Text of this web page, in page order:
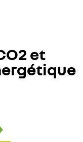
et